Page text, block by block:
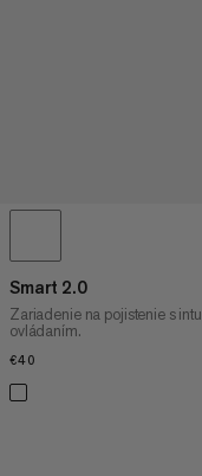
Smart 2.0
Zariadenie na pojistenie s
ovládaním.
€40